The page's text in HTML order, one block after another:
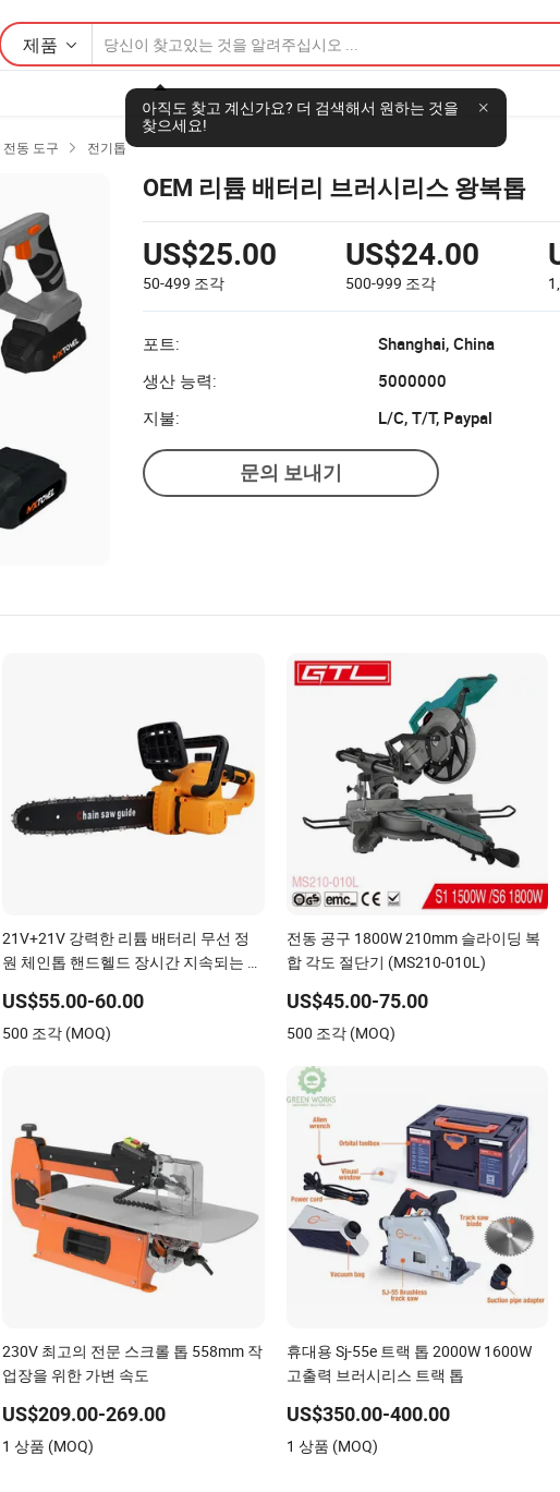
제품
아직도 찾고 계신가요? 더 검색해서 원하는 것을
찾으세요!
전동 도구  전기톱
OEM 리튬 배터리 브러시리스 왕복톱
US$25.00
50-499 조각
US$24.00
500-999 조각
포트:
Shanghai, China
생산 능력:
5000000
지불:
L/C, T/T, Paypal
문의 보내기
21V+21V 강력한 리튬 배터리 무선 정
원 체인톱 핸드헬드 장시간 지속되는 정
US$55.00-60.00
500 조각 (MOQ)
전동 공구 1800W 210mm 슬라이딩 복
합 각도 절단기 (MS210-010L)
US$45.00-75.00
500 조각 (MOQ)
230V 최고의 전문 스크롤 톱 558mm 작
업장을 위한 가변 속도
US$209.00-269.00
1 상품 (MOQ)
휴대용 Sj-55e 트랙 톱 2000W 1600W
고출력 브러시리스 트랙 톱
US$350.00-400.00
1 상품 (MOQ)